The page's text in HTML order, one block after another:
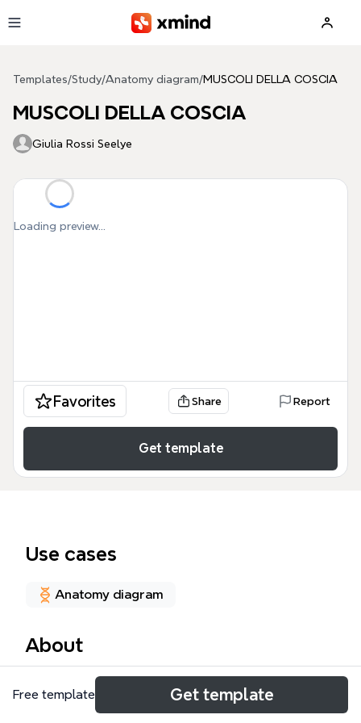
Templates/Study/Anatomy diagram/MUSCOLI DELLA COSCIA
MUSCOLI DELLA COSCIA
Giulia Rossi Seelye
Loading preview...
Favorites Share Report
Get template
Use cases
Anatomy diagram
About
La mappa mentale 'Muscoli della Coscia' è un
atlante anatomico dettagliato con 176 nodi, pensato
Free template Get template